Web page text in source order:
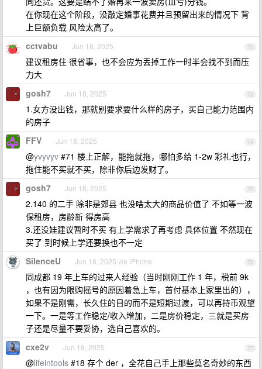
在你现在这个阶段，没敲定婚事花费并且预留出来的情况下 背
上巨额负载 风险太高了。
72
cctvabu Jun 18, 2025
建议租房住 很省事，也不会应为丢掉工作一时半会找不到而压
力大
73
gosh7 Jun 18, 2025
1.女方没出钱，那就别要求要什么样的房子，买自己能力范围内
的房子
74
FFV Jun 18, 2025
@yvyvyv #71 楼上正解，能拖就拖，哪怕多给 1-2w 彩礼也行，
拖住能不买就不买，除非你后边发财了。
75
gosh7 Jun 18, 2025
2.140 的二手 除非是郊县 也没啥太大的商品价值了 不如等一波
保租房，房龄新 得房高
3.还没娃建议暂时不买 有上学需求了再考虑 具体位置 不然现在
买了 到时候上学还要换也不一定
76
SilenceU Jun 18, 2025 via iPhone
同成都 19 年上车的过来人经验（当时刚刚工作 1 年，税前 9k
，也有因为限购摇号的原因着急上车，首付基本上家里出的），
如果不是刚需，长久住的目的而不是短期过渡，可以再持币观望
一下。一是等工作稳定/收入增加，二是房价稳定，三就是买房
子还是尽量不要妥协，选自己喜欢的。
77
cxe2v Jun 18, 2025
@lifeintools #18 存个 der ，全花自己手上那些莫名奇妙的东西